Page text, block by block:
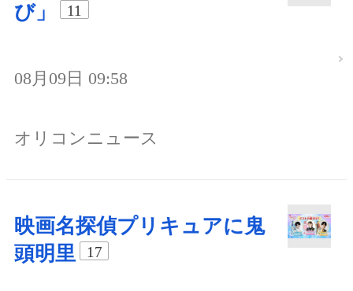
び」
11
08月09日 09:58
オリコンニュース
映画名探偵プリキュアに鬼
頭明里
17